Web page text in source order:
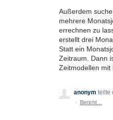
Außerdem
mehrere
errechnen zu
erstellt drei
Statt ein
Zeitraum. Dann
Zeitmodellen mit
anonym teilte
·
Bericht…